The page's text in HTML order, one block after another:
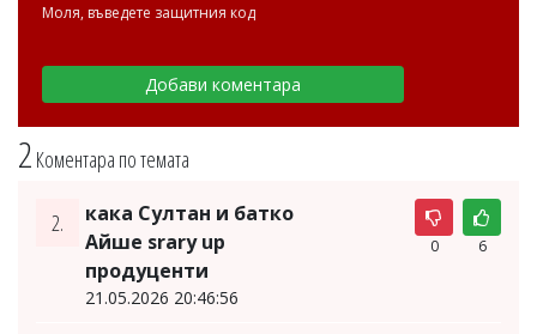
2 Коментара по темата
2.
кака Султан и батко
Айше srary up
продуценти
21.05.2026 20:46:56
0 6
Моля, въведете защитния код